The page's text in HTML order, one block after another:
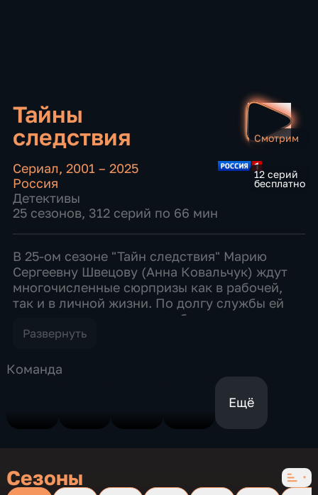
Тайны
следствия
Смотрим
12 серий
бесплатно
Сериал,2001 – 2025
Россия
Детективы
25 сезонов, 312 серий по 66 мин
В 25-ом сезоне "Тайн следствия" Марию
Сергеевну Швецову (Анна Ковальчук) ждут
многочисленные сюрпризы как в рабочей,
так и в личной жизни. По долгу службы ей
предстоят встречи с полюбившимися
героями прошлых сезонов: давней подругой
Переваловым (Александр Чевычелов),
секретаршей прокуратуры Зоей (Юлия
Яковлева), прокурором Филоновым (Игорь
Григорьев), следователем Шиповым (Антон
Ксенёв), журналистом Старосельцевым (Олег
начинается с громкого юбилея бывшей
секретарши Ковина Зои, который
Развернуть
Команда
Ещё
Сезоны